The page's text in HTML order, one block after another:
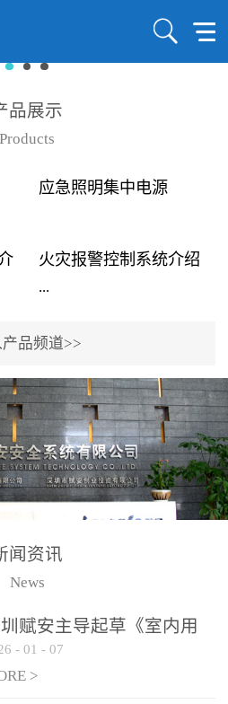
品展示
Products
应急照明集中电源
火灾报警控制系统介绍
...
用了具有仲裁机制和冗余
校验的总线传输技术、线
路状态检测与保护技术、
后向光电感烟探测技术、
高可靠的系统抗干扰技术
等多项专利技术和专有技
警领域三十多年技术积累
和工程实践的结晶。
品频道>>
闻资讯
News
赋安主导起草《室内用
能电池技术规程》 正式
光伏新能源产业
- 01 - 07
>